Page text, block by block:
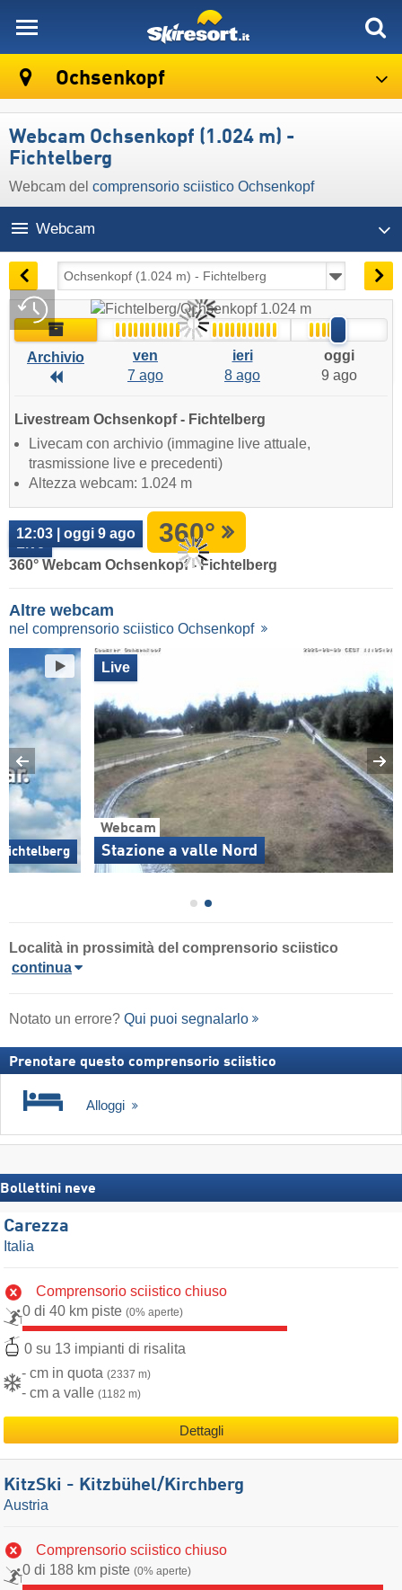
Ochsenkopf
Webcam Ochsenkopf (1.024 m) -
Fichtelberg
Webcam del comprensorio sciistico Ochsenkopf
Webcam
Live
12:03 | oggi 9 ago
Archivio
Archivio
Archivio
ven
7 ago
ieri
8 ago
oggi
9 ago
Livestream Ochsenkopf - Fichtelberg
Livecam con archivio (immagine live attuale,
trasmissione live e precedenti)
Altezza webcam: 1.024 m
360°
Live
12:03 | oggi 9 ago
360° Webcam Ochsenkopf - Fichtelberg
Altre webcam
nel comprensorio sciistico Ochsenkopf
Fichtelberg
Webcam
Stazione a valle Nord
Live
Località in prossimità del comprensorio sciistico
continua
Notato un errore? Qui puoi segnalarlo
Prenotare questo comprensorio sciistico
Alloggi
Bollettini neve
Carezza
Italia
Comprensorio sciistico chiuso
0 di 40 km piste (0% aperte)
0 su 13 impianti di risalita
- cm in quota (2337 m)
- cm a valle (1182 m)
Dettagli
KitzSki - Kitzbühel/​Kirchberg
Austria
Comprensorio sciistico chiuso
0 di 188 km piste (0% aperte)